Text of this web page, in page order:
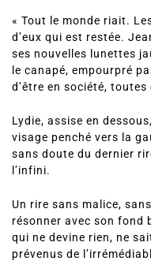
« Tout le monde riait.
d’eux qui est restée.
ses nouvelles lunettes
le canapé, empourpré
d’être en société, toutes
Lydie, assise en
visage penché vers la
sans doute du dernier
l’infini.
Un rire sans malice,
résonner avec son fond
qui ne devine rien, ne
prévenus de